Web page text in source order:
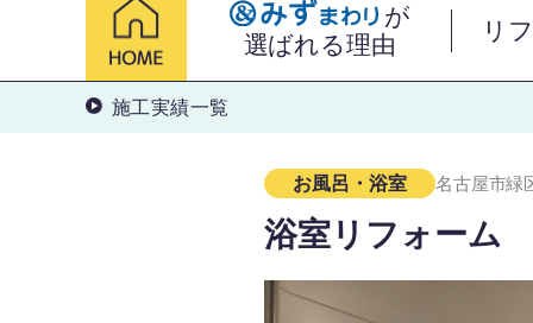
が
選ばれる理由
リ
施工実績一覧
お風呂・浴室 名古屋市緑
浴室リフォーム